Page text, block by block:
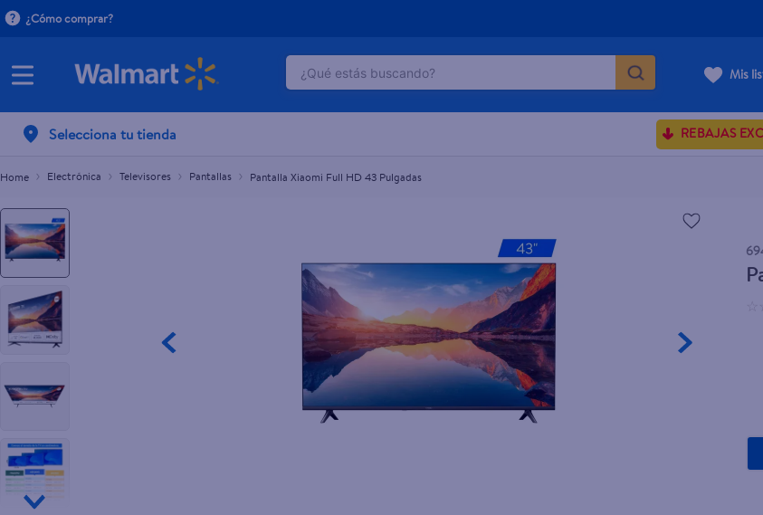
¿Cómo comprar?
¿Qué estás buscando?
Mis
Selecciona tu tienda REBAJAS
Electrónica Televisores Pantallas Pantalla Xiaomi Full HD 43 Pulgadas
Pantalla Xiaomi Full HD 43 Pulgadas
TÉRMINOS MÁS BUSCADOS
2
herbal essences
5.
gillette venus
.
7.
pañales
8.
aceite
9.
goodyear
10.